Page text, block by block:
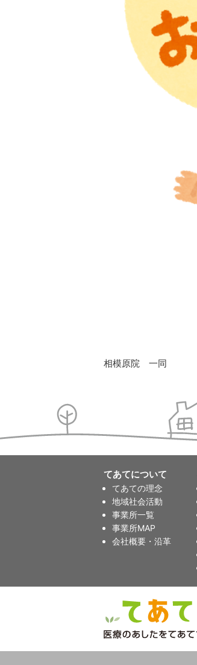
相模原院 一同
てあてについて
てあての理念
地域社会活動
事業所一覧
事業所MAP
会社概要・沿革